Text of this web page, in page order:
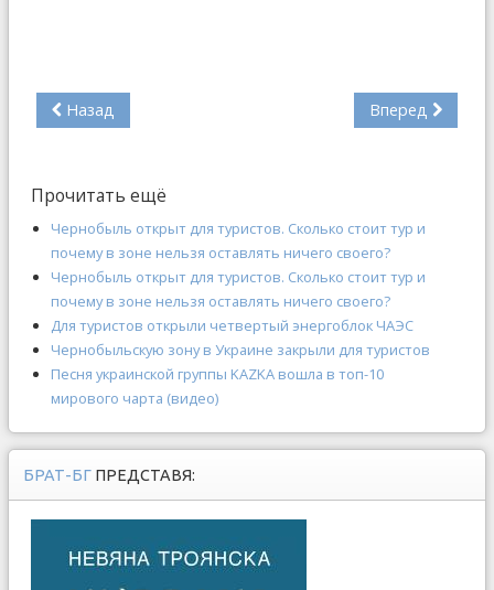
Назад Вперед
Прочитать ещё
Чернобыль открыт для туристов. Сколько стоит тур и
почему в зоне нельзя оставлять ничего своего?
Чернобыль открыт для туристов. Сколько стоит тур и
почему в зоне нельзя оставлять ничего своего?
Для туристов открыли четвертый энергоблок ЧАЭС
Чернобыльскую зону в Украине закрыли для туристов
Песня украинской группы KAZKA вошла в топ-10
мирового чарта (видео)
БРАТ-БГ ПРЕДСТАВЯ: